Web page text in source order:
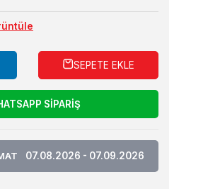
SEPETE EKLE
SİPARİŞ
07.08.2026 - 07.09.2026